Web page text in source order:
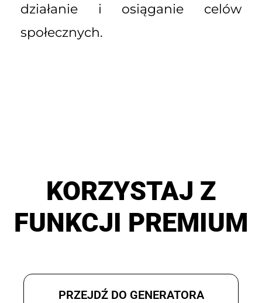
działanie i osiąganie celów
społecznych.
KORZYSTAJ Z
FUNKCJI PREMIUM
PRZEJDŹ DO GENERATORA